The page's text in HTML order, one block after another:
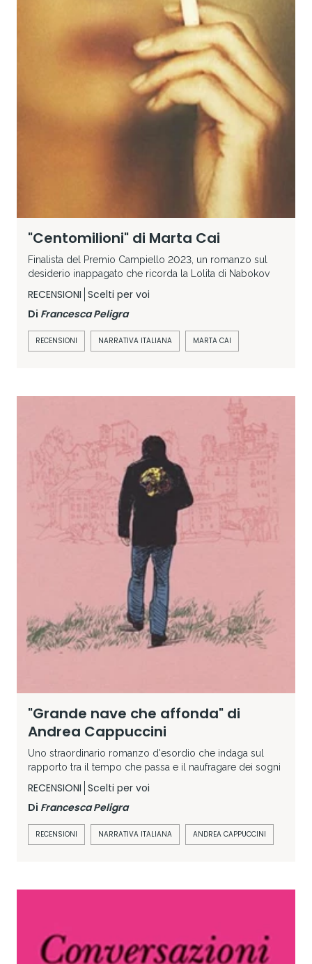
"Centomilioni" di Marta Cai
Finalista del Premio Campiello 2023, un romanzo sul
desiderio inappagato che ricorda la Lolita di Nabokov
RECENSIONI Scelti per voi
Di Francesca Peligra
RECENSIONI NARRATIVA ITALIANA MARTA CAI
"Grande nave che affonda" di
Andrea Cappuccini
Uno straordinario romanzo d'esordio che indaga sul
rapporto tra il tempo che passa e il naufragare dei sogni
RECENSIONI Scelti per voi
Di Francesca Peligra
RECENSIONI NARRATIVA ITALIANA ANDREA CAPPUCCINI